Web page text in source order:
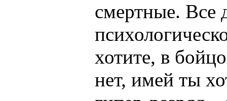
смертные. Все
хотите, в
нет, имей ты